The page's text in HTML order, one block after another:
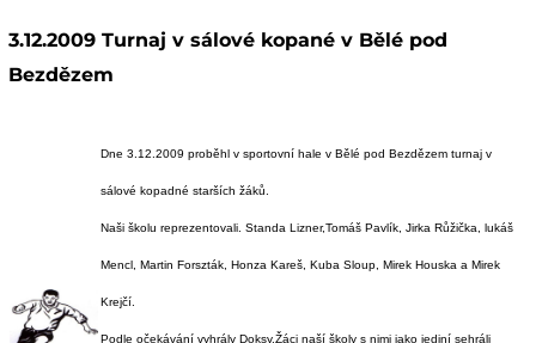
3.12.2009 Turnaj v sálové kopané v Bělé pod
Bezdězem
Dne 3.12.2009 proběhl v sportovní hale v Bělé pod Bezdězem turnaj v
sálové kopadné starších žáků.
Naši školu reprezentovali. Standa Lizner,Tomáš Pavlík, Jirka Růžička, lukáš
Mencl, Martin Forszták, Honza Kareš, Kuba Sloup, Mirek Houska a Mirek
Krejčí.
Podle očekávání vyhrály Doksy.Žáci naší školy s nimi jako jediní sehráli